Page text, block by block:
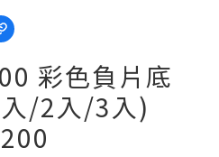
4P 口袋相機 \ 熱烈上市 / 🔥
彩色負片底
/2入/3入)